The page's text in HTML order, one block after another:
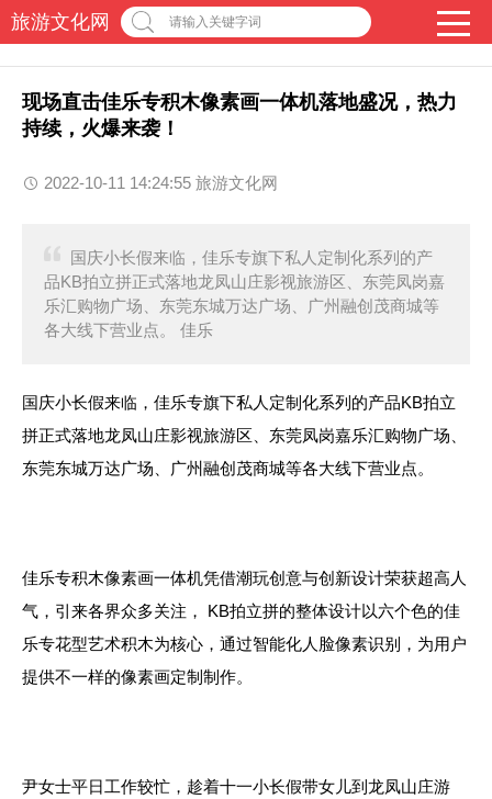
旅游文化网 请输入关键字词
现场直击佳乐专积木像素画一体机落地盛况，热力
持续，火爆来袭！
2022-10-11 14:24:55 旅游文化网
国庆小长假来临，佳乐专旗下私人定制化系列的产
品KB拍立拼正式落地龙凤山庄影视旅游区、东莞凤岗嘉
乐汇购物广场、东莞东城万达广场、广州融创茂商城等
各大线下营业点。 佳乐
国庆小长假来临，佳乐专旗下私人定制化系列的产品KB拍立
拼正式落地龙凤山庄影视旅游区、东莞凤岗嘉乐汇购物广场、
东莞东城万达广场、广州融创茂商城等各大线下营业点。
佳乐专积木像素画一体机凭借潮玩创意与创新设计荣获超高人
气，引来各界众多关注， KB拍立拼的整体设计以六个色的佳
乐专花型艺术积木为核心，通过智能化人脸像素识别，为用户
提供不一样的像素画定制制作。
尹女士平日工作较忙，趁着十一小长假带女儿到龙凤山庄游